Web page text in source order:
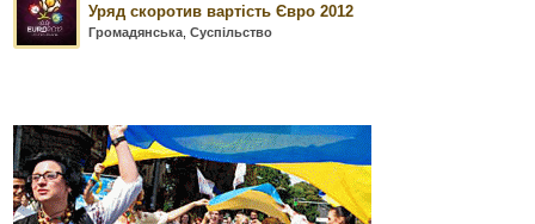
Уряд скоротив вартість Євро 2012
Громадянська ,Суспільство